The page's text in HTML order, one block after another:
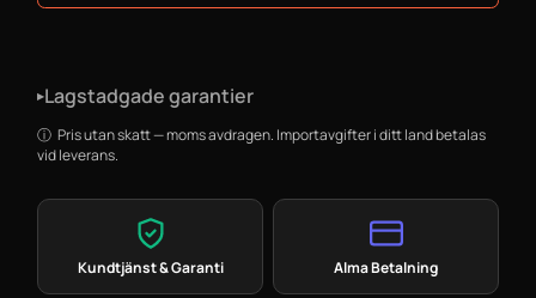
▸Lagstadgade garantier
Pris utan skatt — moms avdragen. Importavgifter i ditt land betalas
vid leverans.
Kundtjänst & Garanti Alma Betalning